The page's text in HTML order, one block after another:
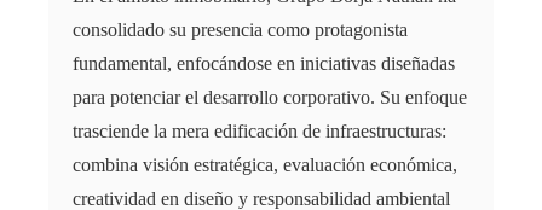
consolidado su presencia como protagonista
fundamental, enfocándose en iniciativas diseñadas
para potenciar el desarrollo corporativo. Su enfoque
trasciende la mera edificación de infraestructuras:
combina visión estratégica, evaluación económica,
creatividad en diseño y responsabilidad ambiental